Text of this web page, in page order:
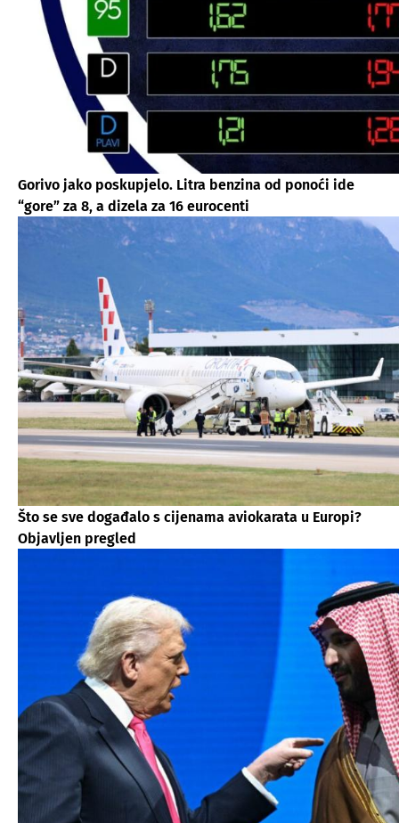
Gorivo jako poskupjelo. Litra benzina od ponoći ide
“gore” za 8, a dizela za 16 eurocenti
Što se sve događalo s cijenama aviokarata u Europi?
Objavljen pregled